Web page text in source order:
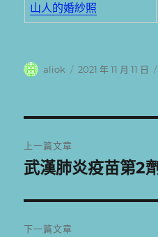
山人的婚紗照
作
aliok
發
2021 年 11 月 11 日
章
覽
上一篇文章
上
篇
文
武漢肺炎疫苗第2
下一篇文章